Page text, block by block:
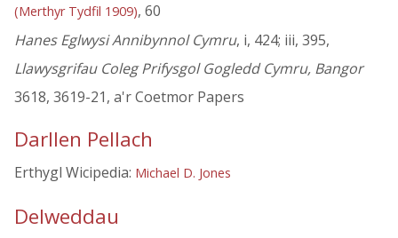
(Merthyr Tydfil 1909), 60
Hanes Eglwysi Annibynnol Cymru, i, 424; iii, 395,
Llawysgrifau Coleg Prifysgol Gogledd Cymru, Bangor
3618, 3619-21, a'r Coetmor Papers
Darllen Pellach
Erthygl Wicipedia: Michael D. Jones
Delweddau